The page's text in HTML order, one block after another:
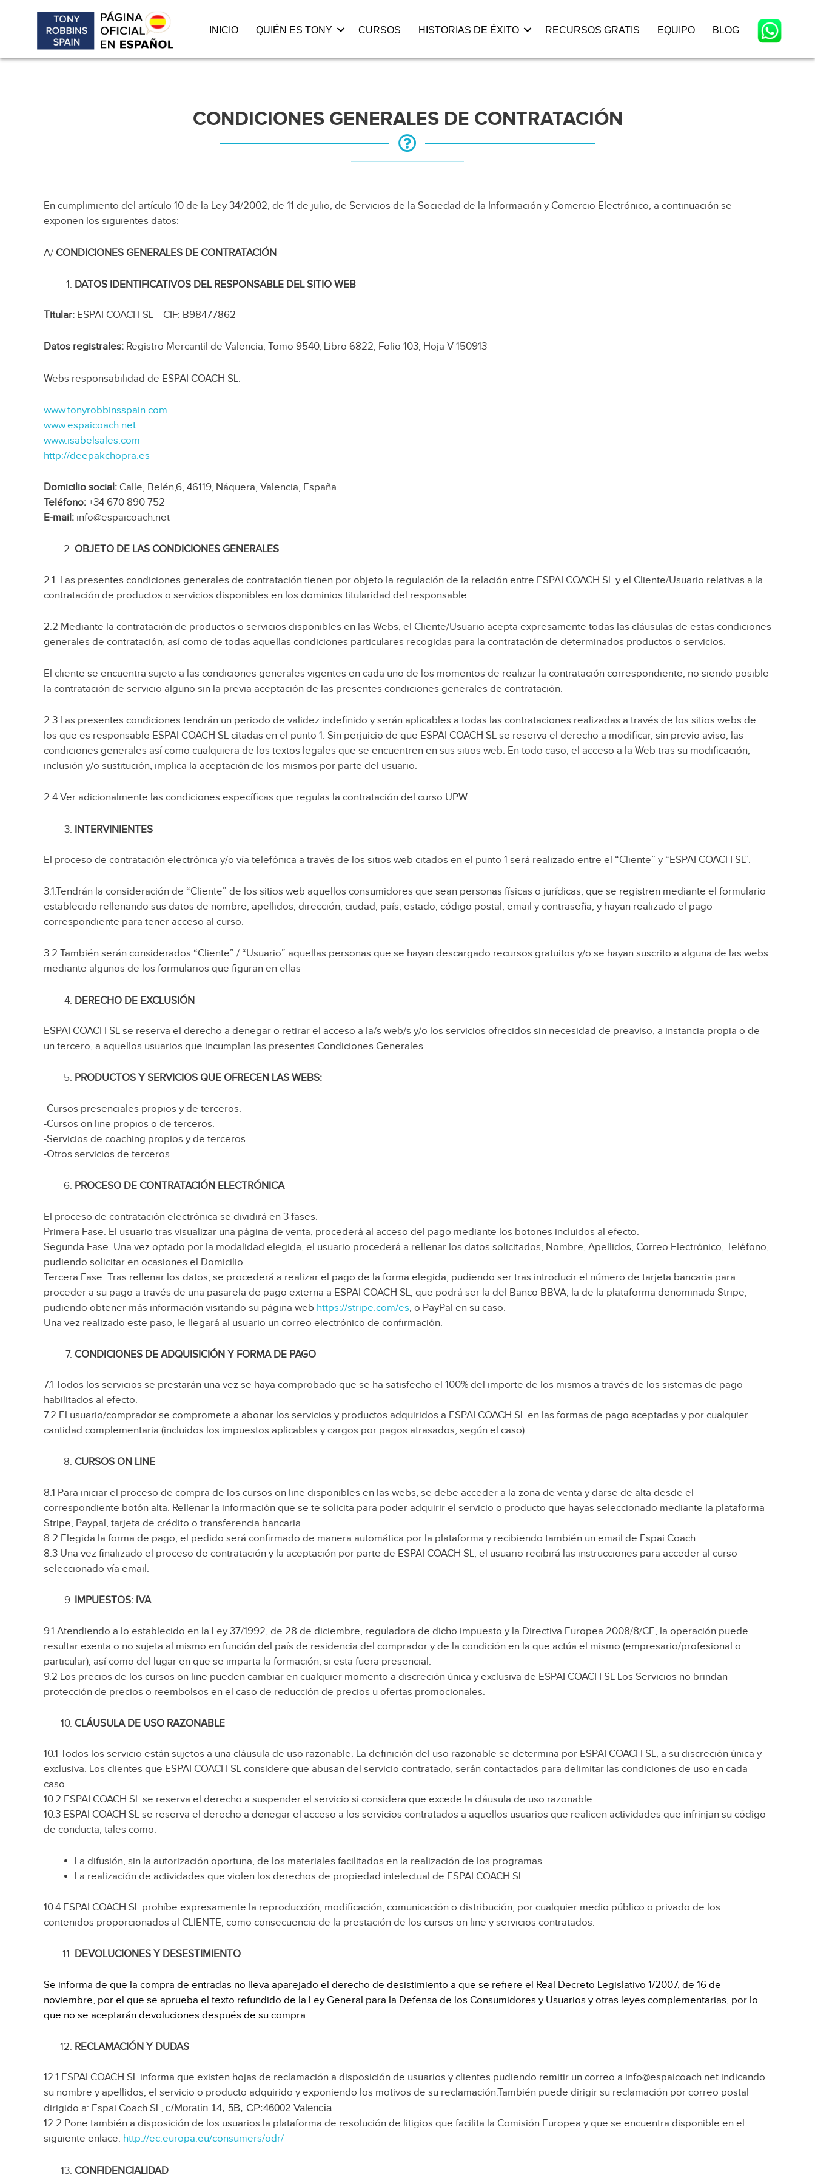
INICIO QUIÉN ES TONY CURSOS HISTORIAS DE ÉXITO RECURSOS GRATIS EQUIPO BLOG
CONDICIONES GENERALES DE CONTRATACIÓN
En cumplimiento del artículo 10 de la Ley 34/2002, de 11 de julio, de Servicios de la Sociedad de la Información y Comercio Electrónico, a continuación se
exponen los siguientes datos:
A/ CONDICIONES GENERALES DE CONTRATACIÓN
DATOS IDENTIFICATIVOS DEL RESPONSABLE DEL SITIO WEB
Titular: ESPAI COACH SL CIF: B98477862
Datos registrales: Registro Mercantil de Valencia, Tomo 9540, Libro 6822, Folio 103, Hoja V-150913
Webs responsabilidad de ESPAI COACH SL:
www.tonyrobbinsspain.com
www.espaicoach.net
www.isabelsales.com
http://deepakchopra.es
Domicilio social: Calle, Belén,6, 46119, Náquera, Valencia, España
Teléfono: +34 670 890 752
E-mail: info@espaicoach.net
OBJETO DE LAS CONDICIONES GENERALES
2.1. Las presentes condiciones generales de contratación tienen por objeto la regulación de la relación entre ESPAI COACH SL y el Cliente/Usuario relativas a la
contratación de productos o servicios disponibles en los dominios titularidad del responsable.
2.2 Mediante la contratación de productos o servicios disponibles en las Webs, el Cliente/Usuario acepta expresamente todas las cláusulas de estas condiciones
generales de contratación, así como de todas aquellas condiciones particulares recogidas para la contratación de determinados productos o servicios.
El cliente se encuentra sujeto a las condiciones generales vigentes en cada uno de los momentos de realizar la contratación correspondiente, no siendo posible
la contratación de servicio alguno sin la previa aceptación de las presentes condiciones generales de contratación.
2.3 Las presentes condiciones tendrán un periodo de validez indefinido y serán aplicables a todas las contrataciones realizadas a través de los sitios webs de
los que es responsable ESPAI COACH SL citadas en el punto 1. Sin perjuicio de que ESPAI COACH SL se reserva el derecho a modificar, sin previo aviso, las
condiciones generales así como cualquiera de los textos legales que se encuentren en sus sitios web. En todo caso, el acceso a la Web tras su modificación,
inclusión y/o sustitución, implica la aceptación de los mismos por parte del usuario.
2.4 Ver adicionalmente las condiciones específicas que regulas la contratación del curso UPW
INTERVINIENTES
El proceso de contratación electrónica y/o vía telefónica a través de los sitios web citados en el punto 1 será realizado entre el “Cliente” y “ESPAI COACH SL”.
3.1.Tendrán la consideración de “Cliente” de los sitios web aquellos consumidores que sean personas físicas o jurídicas, que se registren mediante el formulario
establecido rellenando sus datos de nombre, apellidos, dirección, ciudad, país, estado, código postal, email y contraseña, y hayan realizado el pago
correspondiente para tener acceso al curso.
3.2 También serán considerados “Cliente” / “Usuario” aquellas personas que se hayan descargado recursos gratuitos y/o se hayan suscrito a alguna de las webs
mediante algunos de los formularios que figuran en ellas
DERECHO DE EXCLUSIÓN
ESPAI COACH SL se reserva el derecho a denegar o retirar el acceso a la/s web/s y/o los servicios ofrecidos sin necesidad de preaviso, a instancia propia o de
un tercero, a aquellos usuarios que incumplan las presentes Condiciones Generales.
PRODUCTOS Y SERVICIOS QUE OFRECEN LAS WEBS:
-Cursos presenciales propios y de terceros.
-Cursos on line propios o de terceros.
-Servicios de coaching propios y de terceros.
-Otros servicios de terceros.
PROCESO DE CONTRATACIÓN ELECTRÓNICA
El proceso de contratación electrónica se dividirá en 3 fases.
Primera Fase. El usuario tras visualizar una página de venta, procederá al acceso del pago mediante los botones incluidos al efecto.
Segunda Fase. Una vez optado por la modalidad elegida, el usuario procederá a rellenar los datos solicitados, Nombre, Apellidos, Correo Electrónico, Teléfono,
pudiendo solicitar en ocasiones el Domicilio.
Tercera Fase. Tras rellenar los datos, se procederá a realizar el pago de la forma elegida, pudiendo ser tras introducir el número de tarjeta bancaria para
proceder a su pago a través de una pasarela de pago externa a ESPAI COACH SL, que podrá ser la del Banco BBVA, la de la plataforma denominada Stripe,
pudiendo obtener más información visitando su página web https://stripe.com/es, o PayPal en su caso.
Una vez realizado este paso, le llegará al usuario un correo electrónico de confirmación.
CONDICIONES DE ADQUISICIÓN Y FORMA DE PAGO
7.1 Todos los servicios se prestarán una vez se haya comprobado que se ha satisfecho el 100% del importe de los mismos a través de los sistemas de pago
habilitados al efecto.
7.2 El usuario/comprador se compromete a abonar los servicios y productos adquiridos a ESPAI COACH SL en las formas de pago aceptadas y por cualquier
cantidad complementaria (incluidos los impuestos aplicables y cargos por pagos atrasados, según el caso)
CURSOS ON LINE
8.1 Para iniciar el proceso de compra de los cursos on line disponibles en las webs, se debe acceder a la zona de venta y darse de alta desde el
correspondiente botón alta. Rellenar la información que se te solicita para poder adquirir el servicio o producto que hayas seleccionado mediante la plataforma
Stripe, Paypal, tarjeta de crédito o transferencia bancaria.
8.2 Elegida la forma de pago, el pedido será confirmado de manera automática por la plataforma y recibiendo también un email de Espai Coach.
8.3 Una vez finalizado el proceso de contratación y la aceptación por parte de ESPAI COACH SL, el usuario recibirá las instrucciones para acceder al curso
seleccionado vía email.
IMPUESTOS: IVA
9.1 Atendiendo a lo establecido en la Ley 37/1992, de 28 de diciembre, reguladora de dicho impuesto y la Directiva Europea 2008/8/CE, la operación puede
resultar exenta o no sujeta al mismo en función del país de residencia del comprador y de la condición en la que actúa el mismo (empresario/profesional o
particular), así como del lugar en que se imparta la formación, si esta fuera presencial.
9.2 Los precios de los cursos on line pueden cambiar en cualquier momento a discreción única y exclusiva de ESPAI COACH SL Los Servicios no brindan
protección de precios o reembolsos en el caso de reducción de precios u ofertas promocionales.
CLÁUSULA DE USO RAZONABLE
10.1 Todos los servicio están sujetos a una cláusula de uso razonable. La definición del uso razonable se determina por ESPAI COACH SL, a su discreción única y
exclusiva. Los clientes que ESPAI COACH SL considere que abusan del servicio contratado, serán contactados para delimitar las condiciones de uso en cada
caso.
10.2 ESPAI COACH SL se reserva el derecho a suspender el servicio si considera que excede la cláusula de uso razonable.
10.3 ESPAI COACH SL se reserva el derecho a denegar el acceso a los servicios contratados a aquellos usuarios que realicen actividades que infrinjan su código
de conducta, tales como:
La difusión, sin la autorización oportuna, de los materiales facilitados en la realización de los programas.
La realización de actividades que violen los derechos de propiedad intelectual de ESPAI COACH SL
10.4 ESPAI COACH SL prohíbe expresamente la reproducción, modificación, comunicación o distribución, por cualquier medio público o privado de los
contenidos proporcionados al CLIENTE, como consecuencia de la prestación de los cursos on line y servicios contratados.
DEVOLUCIONES Y DESESTIMIENTO
Se informa de que la compra de entradas no lleva aparejado el derecho de desistimiento a que se refiere el Real Decreto Legislativo 1/2007, de 16 de
noviembre, por el que se aprueba el texto refundido de la Ley General para la Defensa de los Consumidores y Usuarios y otras leyes complementarias, por lo
que no se aceptarán devoluciones después de su compra.
RECLAMACIÓN Y DUDAS
12.1 ESPAI COACH SL informa que existen hojas de reclamación a disposición de usuarios y clientes pudiendo remitir un correo a info@espaicoach.net indicando
su nombre y apellidos, el servicio o producto adquirido y exponiendo los motivos de su reclamación.También puede dirigir su reclamación por correo postal
dirigido a: Espai Coach SL, c/Moratin 14, 5B, CP:46002 Valencia
12.2 Pone también a disposición de los usuarios la plataforma de resolución de litigios que facilita la Comisión Europea y que se encuentra disponible en el
siguiente enlace: http://ec.europa.eu/consumers/odr/
CONFIDENCIALIDAD